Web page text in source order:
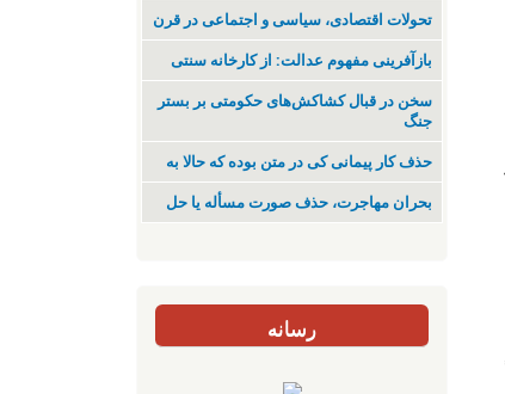
تحولات اقتصادی، سیاسی و اجتماعی در قرن
بازآفرینی مفهوم عدالت: از کارخانه سنتی
سخن در قبال کشاکش‌های حکومتی بر بستر
جنگ
حذف کار پیمانی کی در متن بودە کە حالا بە
بحران مهاجرت‌، حذف صورت مسأله یا حل
رسانه